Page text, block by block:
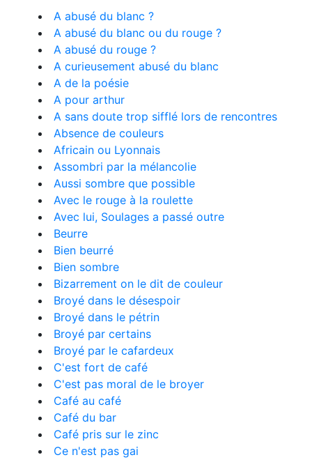
A abusé du blanc ?
A abusé du blanc ou du rouge ?
A abusé du rouge ?
A curieusement abusé du blanc
A de la poésie
A pour arthur
A sans doute trop sifflé lors de rencontres
Absence de couleurs
Africain ou Lyonnais
Assombri par la mélancolie
Aussi sombre que possible
Avec le rouge à la roulette
Avec lui, Soulages a passé outre
Beurre
Bien beurré
Bien sombre
Bizarrement on le dit de couleur
Broyé dans le désespoir
Broyé dans le pétrin
Broyé par certains
Broyé par le cafardeux
C'est fort de café
C'est pas moral de le broyer
Café au café
Café du bar
Café pris sur le zinc
Ce n'est pas gai